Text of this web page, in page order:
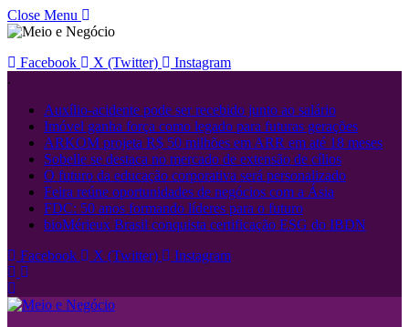
Close Menu
Facebook X (Twitter)
Instagram
.
Auxílio-acidente pode ser recebido junto ao salário
Imóvel ganha força como legado para futuras gerações
ARKOM projeta R$ 50 milhões em ARR em até 18 meses
Sobelle se destaca no mercado de extensão de cílios
O futuro da educação corporativa será personalizado
Feira reúne oportunidades de negócios com a Ásia
FDC: 50 anos formando líderes para o futuro
bioMérieux Brasil conquista certificação ESG do IBDN
Facebook
X (Twitter) Instagram